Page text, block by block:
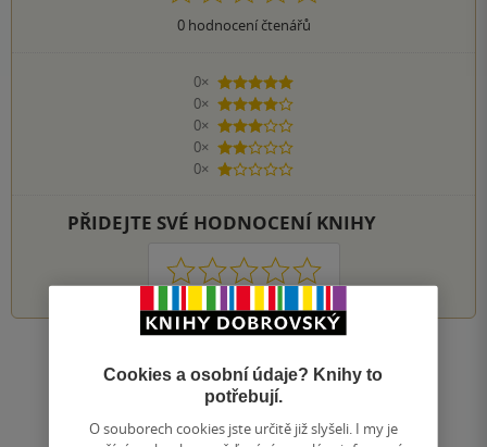
0hodnocení čtenářů
0×
5 hvězdiček
0×
4 hvězdičky
0×
3 hvězdičky
0×
2 hvězdičky
0×
1 hvezdička
PŘIDEJTE SVÉ HODNOCENÍ KNIHY
1 2 3 4 5
Přidat hodnocení
Cookies a osobní údaje? Knihy to
potřebují.
O souborech cookies jste určitě již slyšeli. I my je